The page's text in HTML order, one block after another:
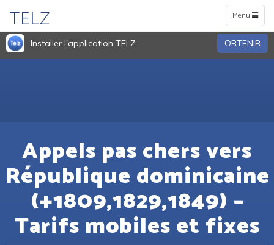
Toggle
navigation
Menu
TELZ
Installer l'application TELZ OBTENIR
Appels pas chers vers
République dominicaine
(+1809,1829,1849) –
Tarifs mobiles et fixes